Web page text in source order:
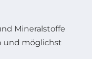
Mineralstoffe
und möglichst